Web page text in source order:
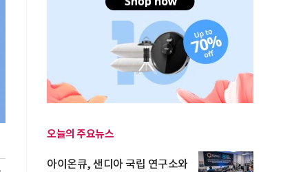
오늘의 주요뉴스
아이온큐, 샌디아 국립 연구소와